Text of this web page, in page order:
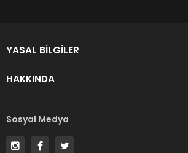
YASAL BILGILER
HAKKINDA
Sosyal Medya